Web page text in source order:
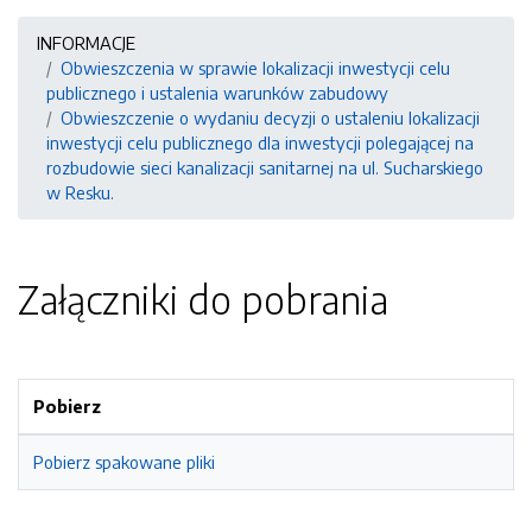
INFORMACJE
Obwieszczenia w sprawie lokalizacji inwestycji celu
publicznego i ustalenia warunków zabudowy
Obwieszczenie o wydaniu decyzji o ustaleniu lokalizacji
inwestycji celu publicznego dla inwestycji polegającej na
rozbudowie sieci kanalizacji sanitarnej na ul. Sucharskiego
w Resku.
Załączniki do pobrania
Pobierz
Pobierz spakowane pliki